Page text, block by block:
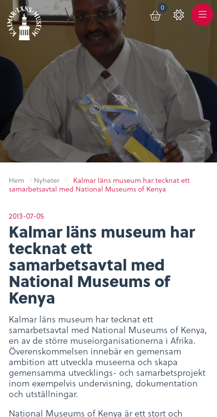
Varukorg
0 Toggle
Color
Scheme
Meny
Hem / Nyheter /
Kalmar läns museum har tecknat ett
samarbetsavtal med National Museums of Kenya
2013-07-05
Kalmar läns museum har
tecknat ett
samarbetsavtal med
National Museums of
Kenya
Kalmar läns museum har tecknat ett
samarbetsavtal med National Museums of Kenya,
en av de större museiorganisationerna i Afrika.
Överenskommelsen innebär en gemensam
ambition att utveckla museerna och skapa
gemensamma utvecklings- och samarbetsprojekt
inom exempelvis undervisning, dokumentation
och utställningar.
National Museums of Kenya är ett stort och